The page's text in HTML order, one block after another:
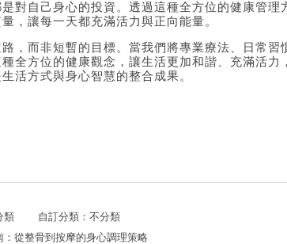
對自己身心的投資。透過這種全方位的健康管理
，讓每一天都充滿活力與正向能量。
，而非短暫的目標。當我們將專業療法、日常習
全方位的健康觀念，讓生活更加和諧、充滿活力
活方式與身心智慧的整合成果。
類 自訂分類： 不分類
：從整骨到按摩的身心調理策略